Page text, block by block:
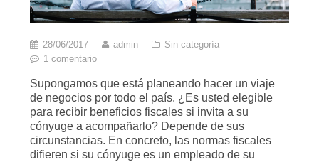
28/06/2017 admin
Sin categoría
1 comentario
Supongamos que está planeando hacer un viaje
de negocios por todo el país. ¿Es usted elegible
para recibir beneficios fiscales si invita a su
cónyuge a acompañarlo? Depende de sus
circunstancias. En concreto, las normas fiscales
difieren si su cónyuge es un empleado de su